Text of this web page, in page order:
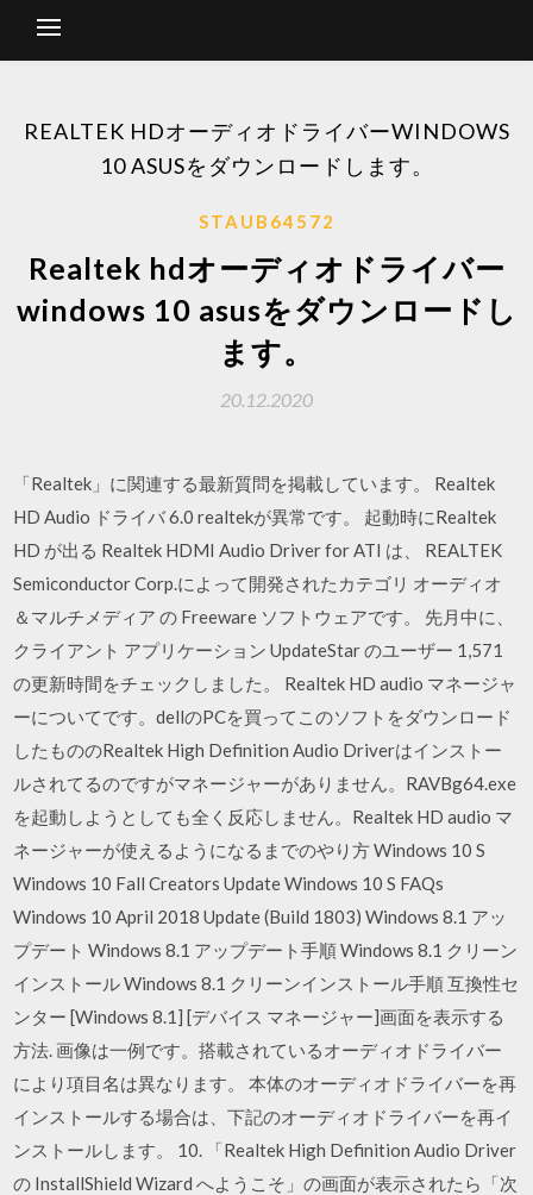
REALTEK HDオーディオドライバーWINDOWS
10 ASUSをダウンロードします。
STAUB64572
Realtek hdオーディオドライバー
windows 10 asusをダウンロードし
ます。
20.12.2020
「Realtek」に関連する最新質問を掲載しています。 Realtek
HD Audio ドライバ 6.0 realtekが異常です。 起動時にRealtek
HD が出る Realtek HDMI Audio Driver for ATI は、 REALTEK
Semiconductor Corp.によって開発されたカテゴリ オーディオ
＆マルチメディア の Freeware ソフトウェアです。 先月中に、
クライアント アプリケーション UpdateStar のユーザー 1,571
の更新時間をチェックしました。 Realtek HD audio マネージャ
ーについてです。dellのPCを買ってこのソフトをダウンロード
したもののRealtek High Definition Audio Driverはインストー
ルされてるのですがマネージャーがありません。RAVBg64.exe
を起動しようとしても全く反応しません。Realtek HD audio マ
ネージャーが使えるようになるまでのやり方 Windows 10 S
Windows 10 Fall Creators Update Windows 10 S FAQs
Windows 10 April 2018 Update (Build 1803) Windows 8.1 アッ
プデート Windows 8.1 アップデート手順 Windows 8.1 クリーン
インストール Windows 8.1 クリーンインストール手順 互換性セ
ンター [Windows 8.1] [デバイス マネージャー]画面を表示する
方法. 画像は一例です。搭載されているオーディオドライバー
により項目名は異なります。 本体のオーディオドライバーを再
インストールする場合は、下記のオーディオドライバーを再イ
ンストールします。 10. 「Realtek High Definition Audio Driver
の InstallShield Wizard へようこそ」の画面が表示されたら「次